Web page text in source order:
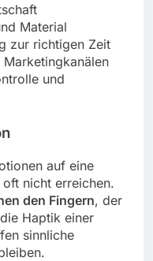
Material
zur richtigen Zeit
und
auf eine
nicht erreichen.
den Fingern, der
Haptik einer
sinnliche